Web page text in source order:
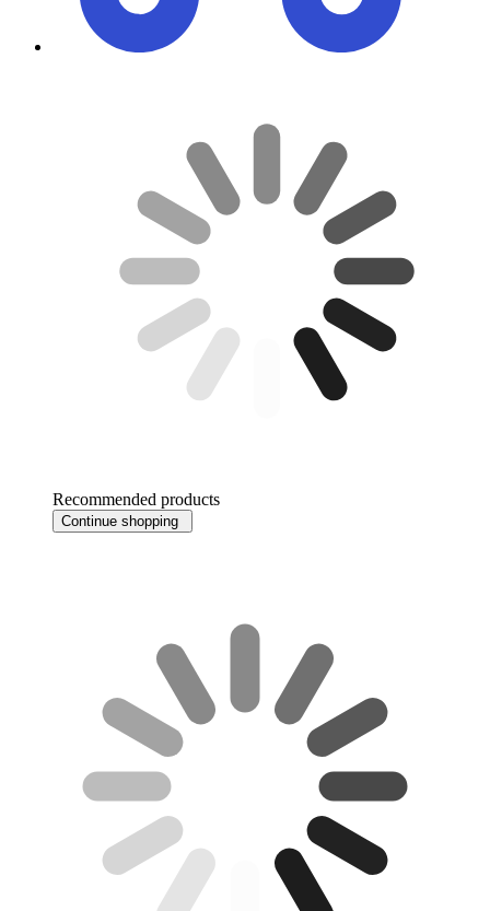
Recommended products
Continue shopping